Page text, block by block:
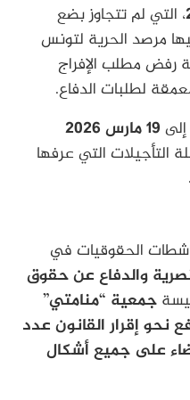
، التي لم تتجاوز بضع
مرصد الحرية لتونس
رفض مطلب الإفراج
لطلبات الدفاع.
19 مارس 2026
التي عرفها
الحقوقيات في
والدفاع عن حقوق
جمعية “منامتي”
نحو إقرار القانون عدد
بالقضاء على جميع أشكال